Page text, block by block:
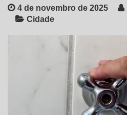
4 de novembro de 2025
Cidade